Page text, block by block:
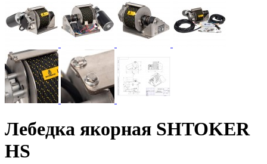
Лебедка якорная SHTOKER
HS